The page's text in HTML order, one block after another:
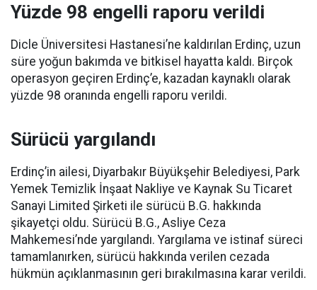
Yüzde 98 engelli raporu verildi
Dicle Üniversitesi Hastanesi’ne kaldırılan Erdinç, uzun
süre yoğun bakımda ve bitkisel hayatta kaldı. Birçok
operasyon geçiren Erdinç’e, kazadan kaynaklı olarak
yüzde 98 oranında engelli raporu verildi.
Sürücü yargılandı
Erdinç’in ailesi, Diyarbakır Büyükşehir Belediyesi, Park
Yemek Temizlik İnşaat Nakliye ve Kaynak Su Ticaret
Sanayi Limited Şirketi ile sürücü B.G. hakkında
şikayetçi oldu. Sürücü B.G., Asliye Ceza
Mahkemesi’nde yargılandı. Yargılama ve istinaf süreci
tamamlanırken, sürücü hakkında verilen cezada
hükmün açıklanmasının geri bırakılmasına karar verildi.